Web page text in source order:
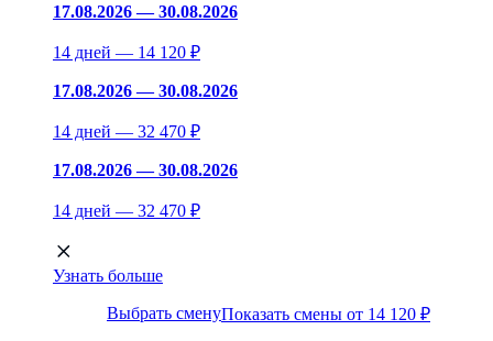
17.08.2026 — 30.08.2026
14 дней — 14 120 ₽
17.08.2026 — 30.08.2026
14 дней — 32 470 ₽
17.08.2026 — 30.08.2026
14 дней — 32 470 ₽
Узнать больше
Выбрать сменуПоказать смены от 14 120 ₽